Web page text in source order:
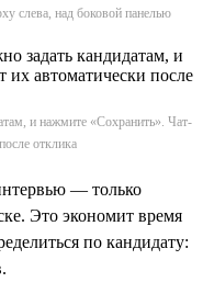
слева, над боковой панелью
и нажмите «Сохранить». Чат-
отклика
— только
Это экономит время
по кандидату: